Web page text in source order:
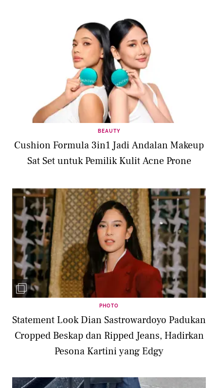
BEAUTY
Cushion Formula 3in1 Jadi Andalan Makeup
Sat Set untuk Pemilik Kulit Acne Prone
PHOTO
Statement Look Dian Sastrowardoyo Padukan
Cropped Beskap dan Ripped Jeans, Hadirkan
Pesona Kartini yang Edgy